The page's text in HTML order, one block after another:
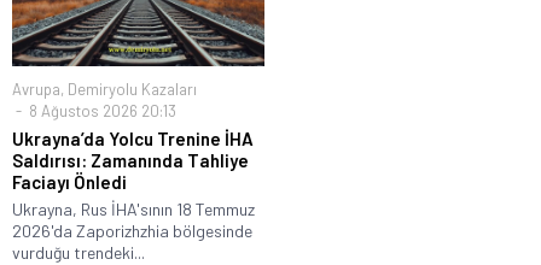
Avrupa, Demiryolu Kazaları
8 Ağustos 2026 20:13
Ukrayna’da Yolcu Trenine İHA
Saldırısı: Zamanında Tahliye
Faciayı Önledi
Ukrayna, Rus İHA'sının 18 Temmuz
2026'da Zaporizhzhia bölgesinde
vurduğu trendeki...